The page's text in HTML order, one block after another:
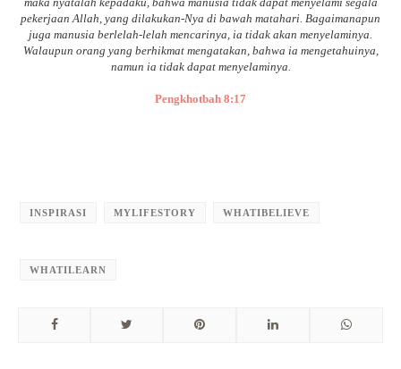
pekerjaan Allah, yang dilakukan-Nya di bawah matahari. Bagaimanapun
juga manusia berlelah-lelah mencarinya, ia tidak akan menyelaminya.
Walaupun orang yang berhikmat mengatakan, bahwa ia mengetahuinya,
namun ia tidak dapat menyelaminya.
Pengkhotbah 8:17
INSPIRASI MYLIFESTORY WHATIBELIEVE
WHATILEARN